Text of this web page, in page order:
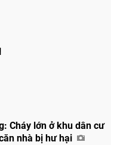
Cháy lớn ở khu dân cư
nhà bị hư hại